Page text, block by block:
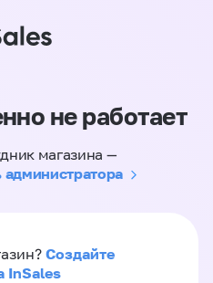
не работает
магазина —
администратора
Создайте
InSales